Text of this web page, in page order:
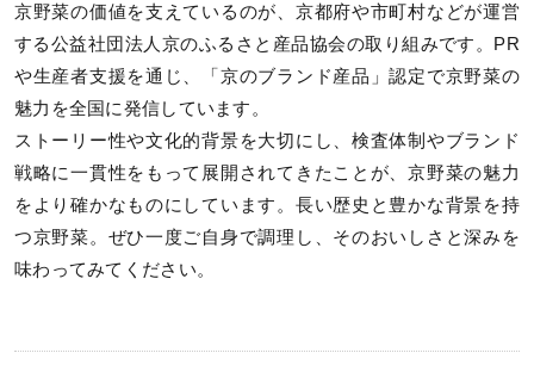
京野菜の価値を支えているのが、京都府や市町村などが運営
する公益社団法人京のふるさと産品協会の取り組みです。PR
や生産者支援を通じ、「京のブランド産品」認定で京野菜の
魅力を全国に発信しています。
ストーリー性や文化的背景を大切にし、検査体制やブランド
戦略に一貫性をもって展開されてきたことが、京野菜の魅力
をより確かなものにしています。長い歴史と豊かな背景を持
つ京野菜。ぜひ一度ご自身で調理し、そのおいしさと深みを
味わってみてください。